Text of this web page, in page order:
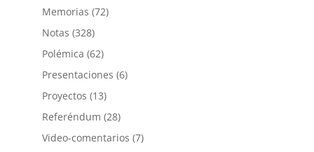
Memorias (72)
Notas (328)
Polémica (62)
Presentaciones (6)
Proyectos (13)
Referéndum (28)
Video-comentarios (7)